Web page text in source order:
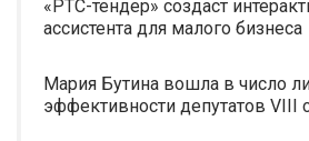
«РТС-тендер» создаст
ассистента для малого бизнеса
Мария Бутина вошла в число
эффективности депутатов VIII